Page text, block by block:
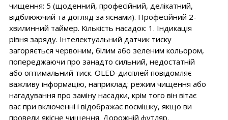
чищення: 5 (щоденний, професійний, делікатний,
відбілюючий та догляд за яснами). Професійний 2-
хвилинний таймер. Кількість насадок: 1. Індикація
рівня заряду. Інтелектуальний датчик тиску
загоряється червоним, білим або зеленим кольором,
попереджаючи про занадто сильний, недостатній
або оптимальний тиск. OLED-дисплей повідомляє
важливу інформацію, наприклад: режим чищення або
нагадування про заміну насадки, крім того він вітає
вас при включенні і відображає посмішку, якщо ви
провели якісне чищення. Дорожній футляр.